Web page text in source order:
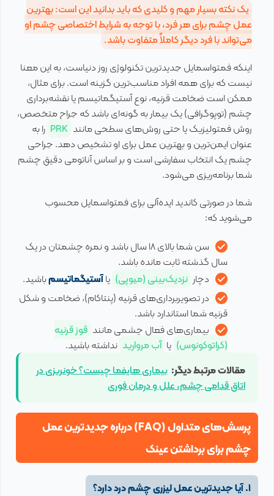
یک نکته بسیار مهم و کلیدی که باید بدانید این است: بهترین
عمل چشم برای هر فرد، با توجه به شرایط اختصاصی چشم او
می‌تواند با فرد دیگر کاملاً متفاوت باشد.
اینکه فمتواسمایل جدیدترین تکنولوژی روز دنیاست، به این معنا
نیست که برای همه افراد مناسب‌ترین گزینه است. برای مثال،
ممکن است ضخامت قرنیه، نوع آستیگماتیسم یا نقشه‌برداری
چشم (توپوگرافی) یک بیمار به گونه‌ای باشد که جراح متخصص،
روش فمتولیزیک یا حتی روش‌های سطحی مانند PRK را به
عنوان ایمن‌ترین و بهترین عمل برای او تشخیص دهد. جراحی
چشم یک انتخاب سفارشی است و بر اساس آناتومی دقیق چشم
شما برنامه‌ریزی می‌شود.
شما در صورتی کاندید ایده‌آلی برای فمتواسمایل محسوب
می‌شوید که:
سن شما بالای ۱۸ سال باشد و نمره چشمتان در یک
سال گذشته ثابت مانده باشد.
دچار نزدیک‌بینی (میوپی) یاآستیگماتیسمباشید.
در تصویربرداری‌های قرنیه (پنتاکام)، ضخامت و شکل
قرنیه شما استاندارد باشد.
بیماری‌های فعال چشمی مانند قوز قرنیه
(کراتوکونوس) یا آب مروارید نداشته باشید.
مقالات مرتبط دیگر: بیماری هایفما چیست؟ خونریزی در
اتاق قدامی چشم، علل و درمان فوری
پرسش‌های متداول (FAQ) درباره جدیدترین عمل
چشم برای برداشتن عینک
۱. آیا جدیدترین عمل لیزری چشم درد دارد؟